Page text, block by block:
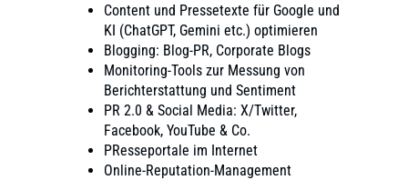
Content und Pressetexte für Google und
KI (ChatGPT, Gemini etc.) optimieren
Blogging: Blog-PR, Corporate Blogs
Monitoring-Tools zur Messung von
Berichterstattung und Sentiment
PR 2.0 & Social Media: X/Twitter,
Facebook, YouTube & Co.
PResseportale im Internet
Online-Reputation-Management